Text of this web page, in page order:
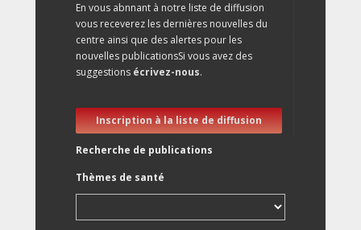
En vous abnnant à notre liste de diffusion
vous receverez les dernières nouvelles du
centre ainsi que des alertes pour les
nouvelles publicationsSi vous avez des
suggestions écrivez-nous.
Inscription à la liste de diffusion
Recherche de publications
Thèmes de santé